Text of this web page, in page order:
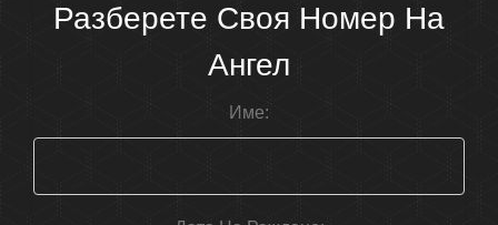
Разберете Своя Номер На
Ангел
Име: